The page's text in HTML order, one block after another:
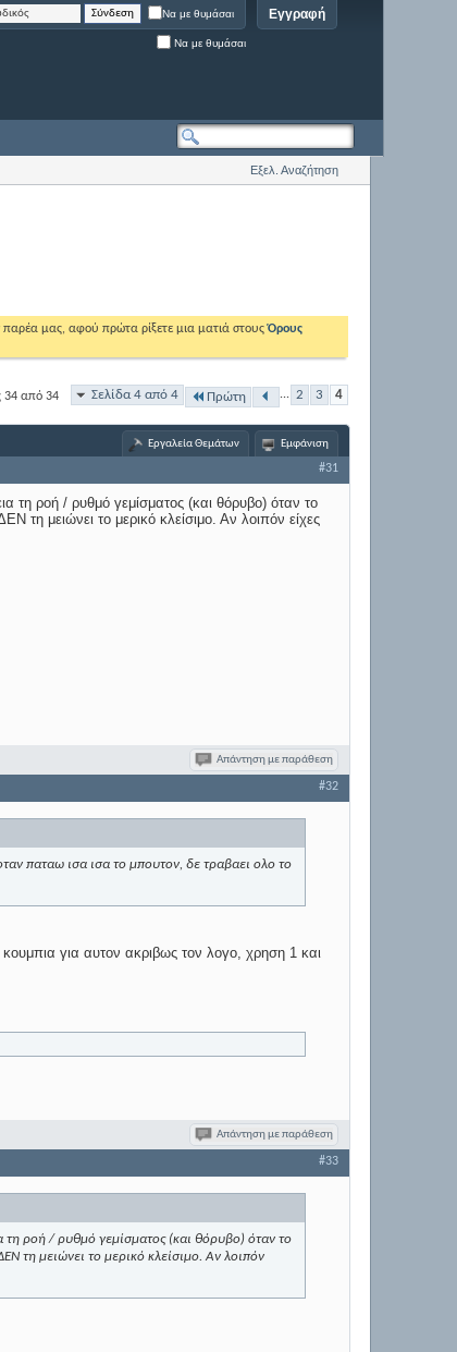
Εγγραφή
Να με θυμάσαι
Να με θυμάσαι
Εξελ. Αναζήτηση
παρέα μας, αφού πρώτα ρίξετε μια ματιά στουςΌρους
Σελίδα 4 από 4 Πρώτη ... 2 3 4
34 από 34
Εργαλεία Θεμάτων Εμφάνιση
#31
τη ροή / ρυθμό γεμίσματος (και θόρυβο) όταν το
τη μειώνει το μερικό κλείσιμο. Αν λοιπόν είχες
Απάντηση με παράθεση
#32
παταω ισα ισα το μπουτον, δε τραβαει ολο το
για αυτον ακριβως τον λογο, χρηση 1 και
Απάντηση με παράθεση
#33
τη ροή / ρυθμό γεμίσματος (και θόρυβο) όταν το
τη μειώνει το μερικό κλείσιμο. Αν λοιπόν